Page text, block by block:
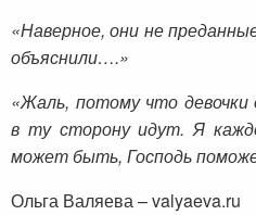
«Наверное, они не
объяснили….»
«Жаль, потому что девочки
в ту сторону идут. Я
может быть, Господь
Ольга Валяева – valyaeva.ru